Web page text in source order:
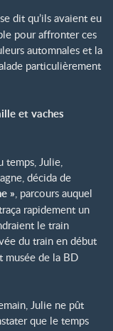
dit qu’ils avaient eu
pour affronter ces
automnales et la
particulièrement
et vaches
temps, Julie,
décida de
», parcours auquel
rapidement un
le train
du train en début
musée de la BD
Julie ne pût
que le temps